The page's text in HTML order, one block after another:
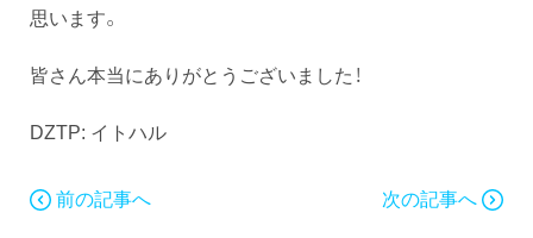
思います。
皆さん本当にありがとうございました！
DZTP: イトハル
前の記事へ 次の記事へ